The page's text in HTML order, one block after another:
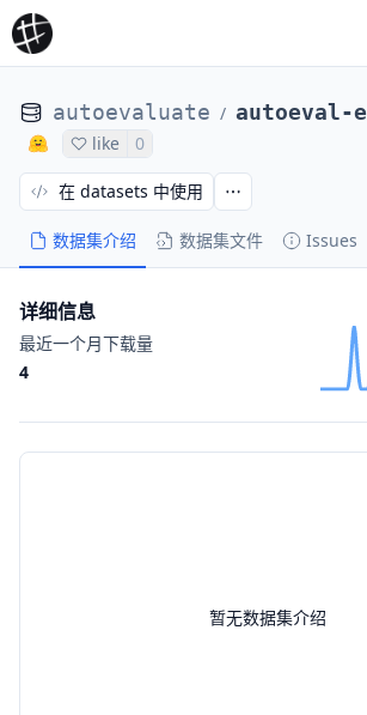
autoevaluate /
like 0
数据集介绍 数据集文件 Issues
在 datasets 中使用
暂无数据集介绍
详细信息
最近一个月下载量
4